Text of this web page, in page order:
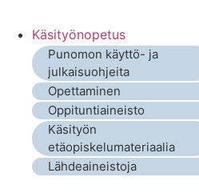
Käsityönopetus
Punomon käyttö- ja
julkaisuohjeita
Opettaminen
Oppituntiaineisto
Käsityön
etäopiskelumateriaalia
Lähdeaineistoja